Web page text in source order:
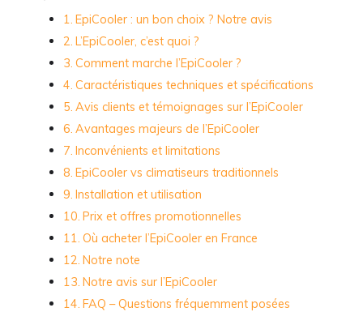
EpiCooler : un bon choix ? Notre avis
L’EpiCooler, c’est quoi ?
Comment marche l’EpiCooler ?
Caractéristiques techniques et spécifications
Avis clients et témoignages sur l’EpiCooler
Avantages majeurs de l’EpiCooler
Inconvénients et limitations
EpiCooler vs climatiseurs traditionnels
Installation et utilisation
Prix et offres promotionnelles
Où acheter l’EpiCooler en France
Notre note
Notre avis sur l’EpiCooler
FAQ – Questions fréquemment posées